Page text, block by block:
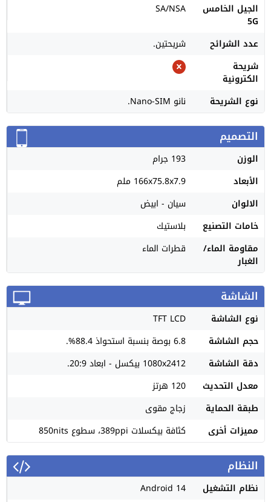
الجيل الخامس
5G
SA/NSA
عدد الشرائح
شريحتين.
شريحة
الكترونية
نوع الشريحة
نانو Nano-SIM.
التصميم
الوزن
193 جرام
الأبعاد
166x75.8x7.9 ملم
الالوان
سيان - ابيض
خامات التصنيع
بلاستيك
مقاومة الماء/
الغبار
قطرات الماء
الشاشة
نوع الشاشة
TFT LCD
حجم الشاشة
6.8 بوصة بنسبة استحواذ 88.4%.
دقة الشاشة
1080x2412 بيكسل - ابعاد 20:9.
معدل التحديث
120 هرتز
طبقة الحماية
زجاج مقوى
مميزات أخرى
كثافة بيكسلات 389ppi، سطوع 850nits
النظام
نظام التشغيل
Android 14